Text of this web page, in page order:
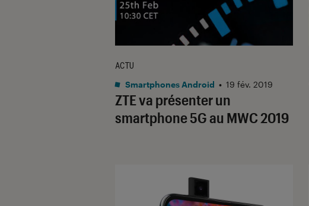
ZTE va présenter un
smartphone 5G au MWC 2019
ACTU
Smartphones Android • 19 fév. 2019